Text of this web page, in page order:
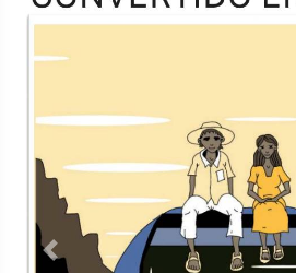
Previous